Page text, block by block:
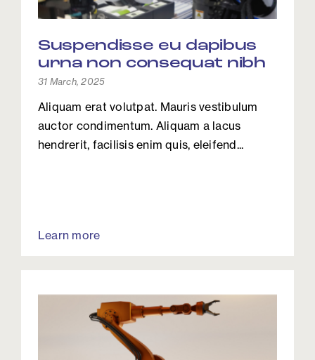
Suspendisse eu dapibus
urna non consequat nibh
31 March, 2025
Learn more
Aliquam erat volutpat. Mauris vestibulum
auctor condimentum. Aliquam a lacus
hendrerit, facilisis enim quis, eleifend...